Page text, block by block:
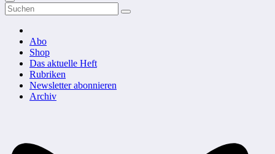
Abo
Shop
Das aktuelle Heft
Rubriken
Newsletter abonnieren
Archiv